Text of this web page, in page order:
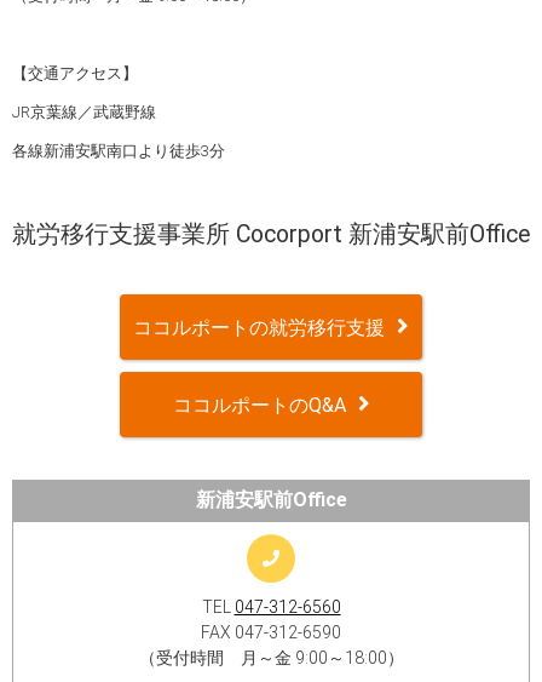
【交通アクセス】
JR京葉線／武蔵野線
各線新浦安駅南口より徒歩3分
就労移行支援事業所 Cocorport 新浦安駅前Office
ココルポートの就労移行支援
ココルポートのQ&A
新浦安駅前Office
TEL 047-312-6560
FAX 047-312-6590
（受付時間 月～金 9:00～18:00）